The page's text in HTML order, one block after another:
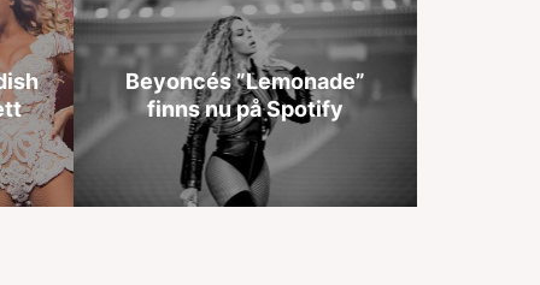
Beyoncés ”Lemonade”
finns nu på Spotify